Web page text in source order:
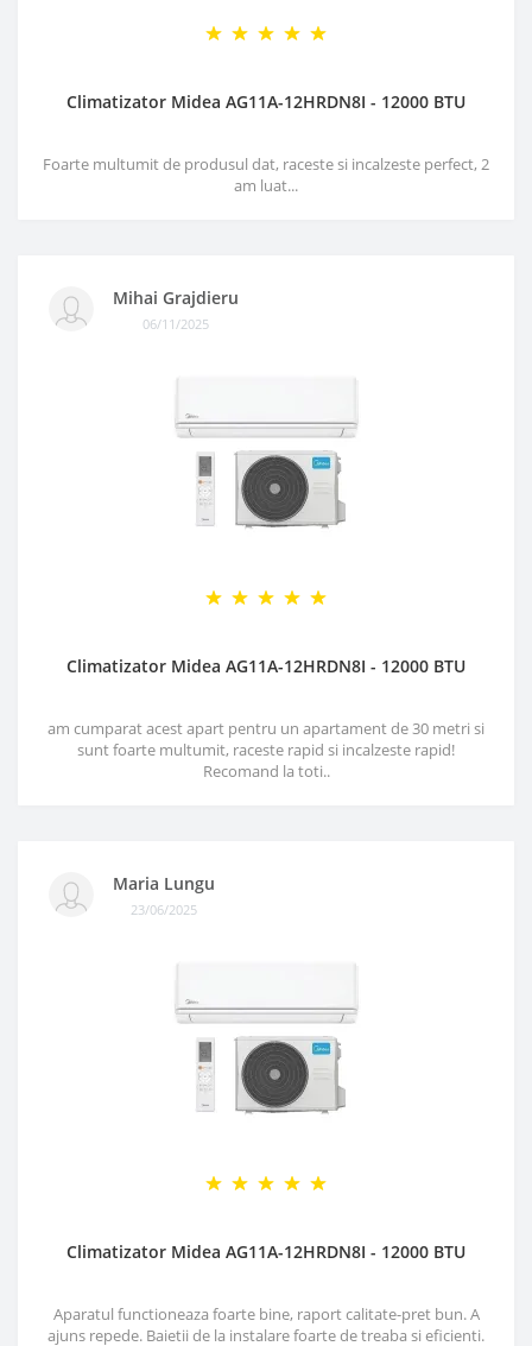
Climatizator Midea AG11A-12HRDN8I - 12000 BTU
Foarte multumit de produsul dat, raceste si incalzeste perfect, 2
am luat...
Mihai Grajdieru
06/11/2025
Climatizator Midea AG11A-12HRDN8I - 12000 BTU
am cumparat acest apart pentru un apartament de 30 metri si
sunt foarte multumit, raceste rapid si incalzeste rapid!
Recomand la toti..
Maria Lungu
23/06/2025
Climatizator Midea AG11A-12HRDN8I - 12000 BTU
Aparatul functioneaza foarte bine, raport calitate-pret bun. A
ajuns repede. Baietii de la instalare foarte de treaba si eficienti.